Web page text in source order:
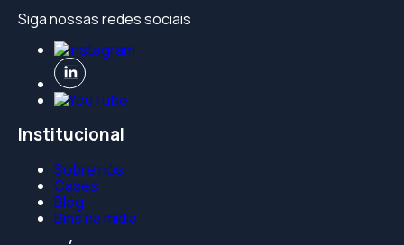
Siga nossas redes sociais
Institucional
Sobre nós
Cases
Blog
Bins na mídia